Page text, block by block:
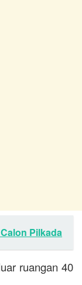
Pilkada
ruangan 40